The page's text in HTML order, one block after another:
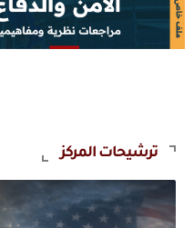
ترشيحات المركز